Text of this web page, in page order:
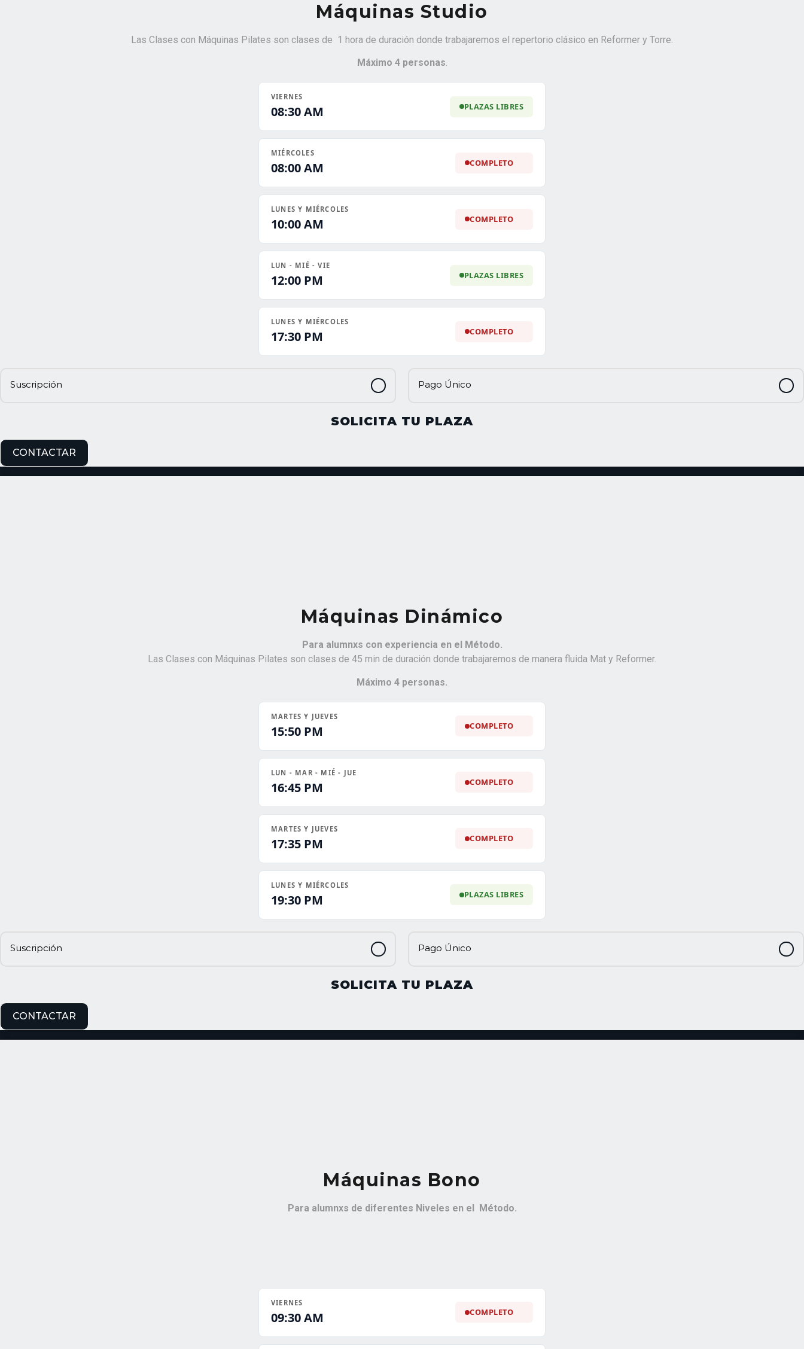
Máquinas Studio
Las Clases con Máquinas Pilates son clases de 1 hora de duración donde trabajaremos el repertorio clásico en Reformer y Torre.
Máximo 4 personas.
VIERNES
08:30 AM PLAZAS LIBRES
MIÉRCOLES
08:00 AM COMPLETO
LUNES Y MIÉRCOLES
10:00 AM COMPLETO
LUN - MIÉ - VIE
12:00 PM PLAZAS LIBRES
LUNES Y MIÉRCOLES
17:30 PM COMPLETO
Suscripción Pago Único
SOLICITA TU PLAZA
CONTACTAR
Máquinas Dinámico
Para alumnxs con experiencia en el Método.
Las Clases con Máquinas Pilates son clases de 45 min de duración donde trabajaremos de manera fluida Mat y Reformer.
Máximo 4 personas.
MARTES Y JUEVES
15:50 PM COMPLETO
LUN - MAR - MIÉ - JUE
16:45 PM COMPLETO
MARTES Y JUEVES
17:35 PM COMPLETO
LUNES Y MIÉRCOLES
19:30 PM PLAZAS LIBRES
Suscripción Pago Único
SOLICITA TU PLAZA
CONTACTAR
Máquinas Bono
Para alumnxs de diferentes Niveles en el Método.
VIERNES
09:30 AM COMPLETO